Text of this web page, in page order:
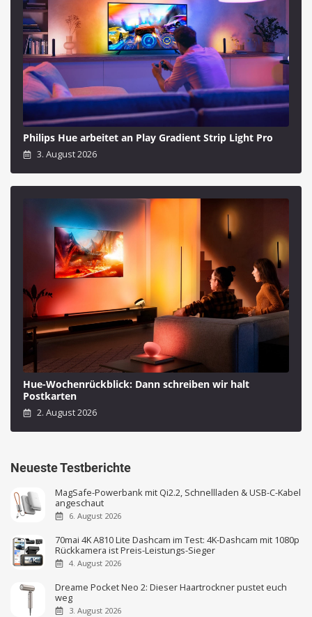
Philips Hue arbeitet an Play Gradient Strip Light Pro
3. August 2026
Hue-Wochenrückblick: Dann schreiben wir halt
Postkarten
2. August 2026
Neueste Testberichte
MagSafe-Powerbank mit Qi2.2, Schnellladen & USB-C-Kabel
angeschaut
6. August 2026
70mai 4K A810 Lite Dashcam im Test: 4K-Dashcam mit 1080p
Rückkamera ist Preis-Leistungs-Sieger
4. August 2026
Dreame Pocket Neo 2: Dieser Haartrockner pustet euch
weg
3. August 2026